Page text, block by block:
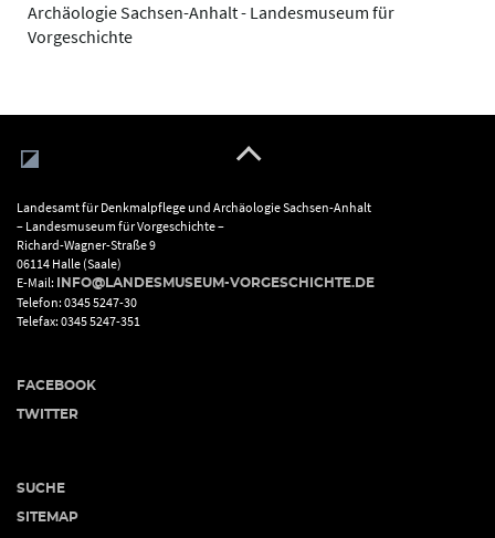
Archäologie Sachsen-Anhalt - Landesmuseum für
Vorgeschichte
Landesamt für Denkmalpflege und Archäologie Sachsen-Anhalt
– Landesmuseum für Vorgeschichte –
Richard-Wagner-Straße 9
06114 Halle (Saale)
E-Mail:
INFO@LANDESMUSEUM-VORGESCHICHTE.DE
Telefon: 0345 5247-30
Telefax: 0345 5247-351
FACEBOOK
TWITTER
SUCHE
SITEMAP